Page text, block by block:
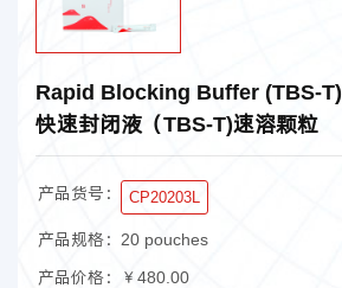
Rapid Blocking Buffer (TBS-T)
快速封闭液（TBS-T)速溶颗粒
产品货号： CP20203L
产品规格： 20 pouches
产品价格：
￥480.00